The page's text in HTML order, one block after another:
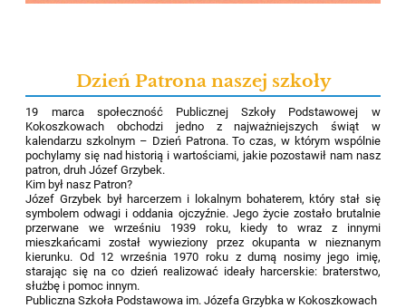
Dzień Patrona naszej szkoły
19 marca społeczność Publicznej Szkoły Podstawowej w
Kokoszkowach obchodzi jedno z najważniejszych świąt w
kalendarzu szkolnym – Dzień Patrona. To czas, w którym wspólnie
pochylamy się nad historią i wartościami, jakie pozostawił nam nasz
patron, druh Józef Grzybek.
Kim był nasz Patron?
Józef Grzybek był harcerzem i lokalnym bohaterem, który stał się
symbolem odwagi i oddania ojczyźnie. Jego życie zostało brutalnie
przerwane we wrześniu 1939 roku, kiedy to wraz z innymi
mieszkańcami został wywieziony przez okupanta w nieznanym
kierunku. Od 12 września 1970 roku z dumą nosimy jego imię,
starając się na co dzień realizować ideały harcerskie: braterstwo,
służbę i pomoc innym.
Publiczna Szkoła Podstawowa im. Józefa Grzybka w Kokoszkowach